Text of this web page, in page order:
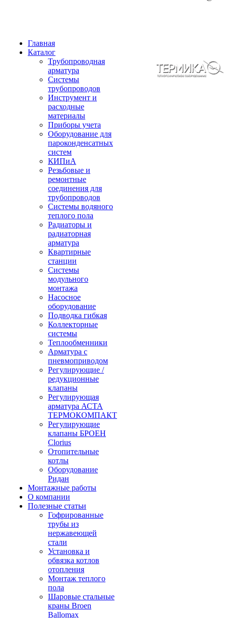
Главная
Каталог
Трубопроводная
арматура
Системы
трубопроводов
Инструмент и
расходные
материалы
Приборы учета
Оборудование для
пароконденсатных
систем
КИПиА
Резьбовые и
ремонтные
соединения для
трубопроводов
Системы водяного
теплого пола
Радиаторы и
радиаторная
арматура
Квартирные
станции
Системы
модульного
монтажа
Насосное
оборудование
Подводка гибкая
Коллекторные
системы
Теплообменники
Арматура с
пневмоприводом
Регулирующие /
редукционные
клапаны
Регулирующая
арматура АСТА
ТЕРМОКОМПАКТ
Регулирующие
клапаны БРОЕН
Clorius
Отопительные
котлы
Оборудование
Ридан
Монтажные работы
О компании
Полезные статьи
Гофрированные
трубы из
нержавеющей
стали
Установка и
обвязка котлов
отопления
Монтаж теплого
пола
Шаровые стальные
краны Broen
Ballomax